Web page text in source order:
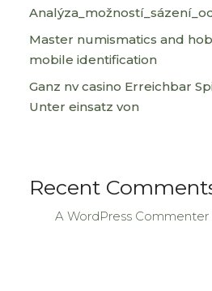
Master numismatics and
mobile identification
Ganz nv casino Erreichbar
Unter einsatz von
Recent
A WordPress Commenter